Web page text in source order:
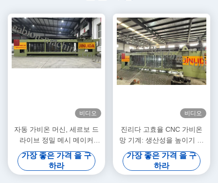
비디오
자동 가비온 머신, 세르보 드
라이브 정밀 메시 메이커
5.3m 최대 너비
가장 좋은 가격 을 구
하라
비디오
진리다 고효율 CNC 가비온
망 기계: 생산성을 높이기 위
해 빠른 출력과 정밀 짜림의
완벽한 조합
가장 좋은 가격 을 구
하라